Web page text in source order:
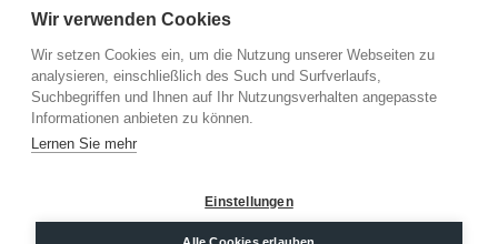
Wir verwenden Cookies
Wir setzen Cookies ein, um die Nutzung unserer Webseiten zu
analysieren, einschließlich des Such und Surfverlaufs,
Suchbegriffen und Ihnen auf Ihr Nutzungsverhalten angepasste
Informationen anbieten zu können.
Lernen Sie mehr
Einstellungen